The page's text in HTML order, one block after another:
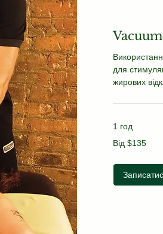
для
жирових
1 год
135
Від $135